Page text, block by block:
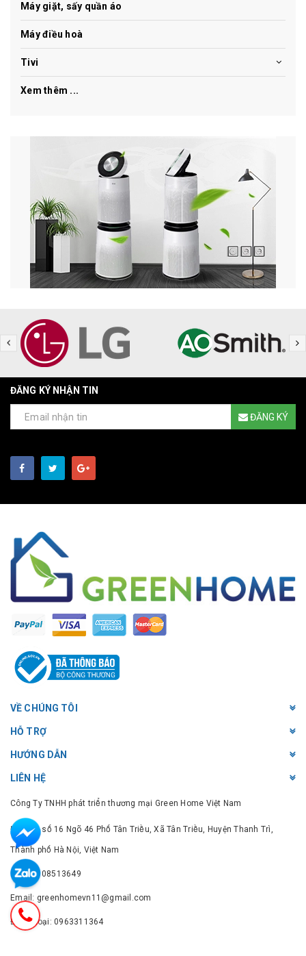
Máy giặt, sấy quần áo
Máy điều hoà
Tivi
Xem thêm ...
ĐĂNG KÝ NHẬN TIN
ĐĂNG KÝ
VỀ CHÚNG TÔI
HỖ TRỢ
HƯỚNG DẪN
LIÊN HỆ
Công Ty TNHH phát triển thương mại Green Home Việt Nam
Địa chỉ: số 16 Ngõ 46 Phố Tân Triều, Xã Tân Triều, Huyện Thanh Trì,
Thành phố Hà Nội, Việt Nam
MST: 0108513649
Email: greenhomevn11@gmail.com
Điện thoại: 0963311364